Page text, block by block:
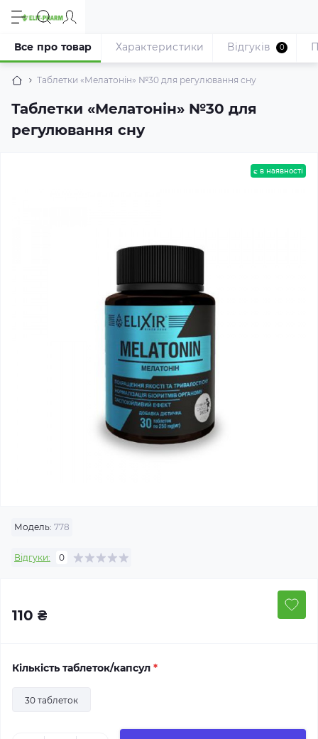
Таблетки «Мелатонін» №30 для регулювання сну
Таблетки «Мелатонін» №30 для
регулювання сну
Все про товар Характеристики Відгуків 0
є в наявності
Модель: 778
Відгуки: 0
110 ₴
Кількість таблеток/капсул *
30 таблеток